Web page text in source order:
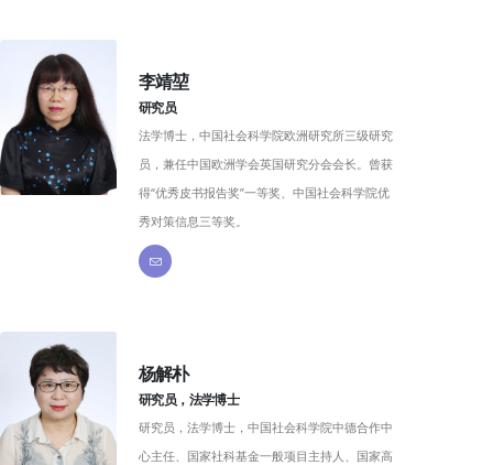
李靖堃
研究员
法学博士，中国社会科学院欧洲研究所三级研究
员，兼任中国欧洲学会英国研究分会会长。曾获
得“优秀皮书报告奖”一等奖、中国社会科学院优
秀对策信息三等奖。
杨解朴
研究员，法学博士
研究员，法学博士，中国社会科学院中德合作中
心主任、国家社科基金一般项目主持人、国家高